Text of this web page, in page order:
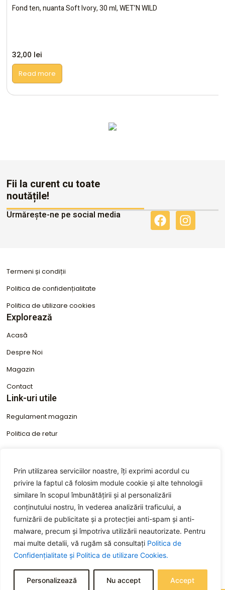
Prin utilizarea serviciilor noastre, îți exprimi acordul cu
privire la faptul că folosim module cookie și alte tehnologii
similare în scopul îmbunătățirii și al personalizării
conținutului nostru, în vederea analizării traficului, a
furnizării de publicitate și a protecției anti-spam și anti-
malware, precum și împotriva utilizării neautorizate. Pentru
mai multe detalii, vă rugăm să consultați Politica de
Confidențialitate și Politica de utilizare Cookies.
Personalizează Nu accept Accept
Fond ten, nuanta Soft Ivory, 30 ml, WET’N WILD
32,00 lei
Read more
Fii la curent cu toate
noutățile!
Urmărește-ne pe social media
F
a
I
n
Termeni și condiții
Politica de confidențialitate
Politica de utilizare cookies
Explorează
Acasă
Despre Noi
Magazin
Contact
Link-uri utile
Regulament magazin
Politica de retur
Termen valabilitate produse cosmetice
ANPC
Informații de Contact
+40 746 610 913
+40 753 596 266
comenzi@cubikstore.ro